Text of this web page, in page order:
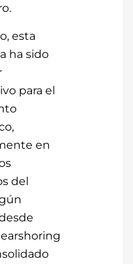
esta
ha sido
para el
en
del